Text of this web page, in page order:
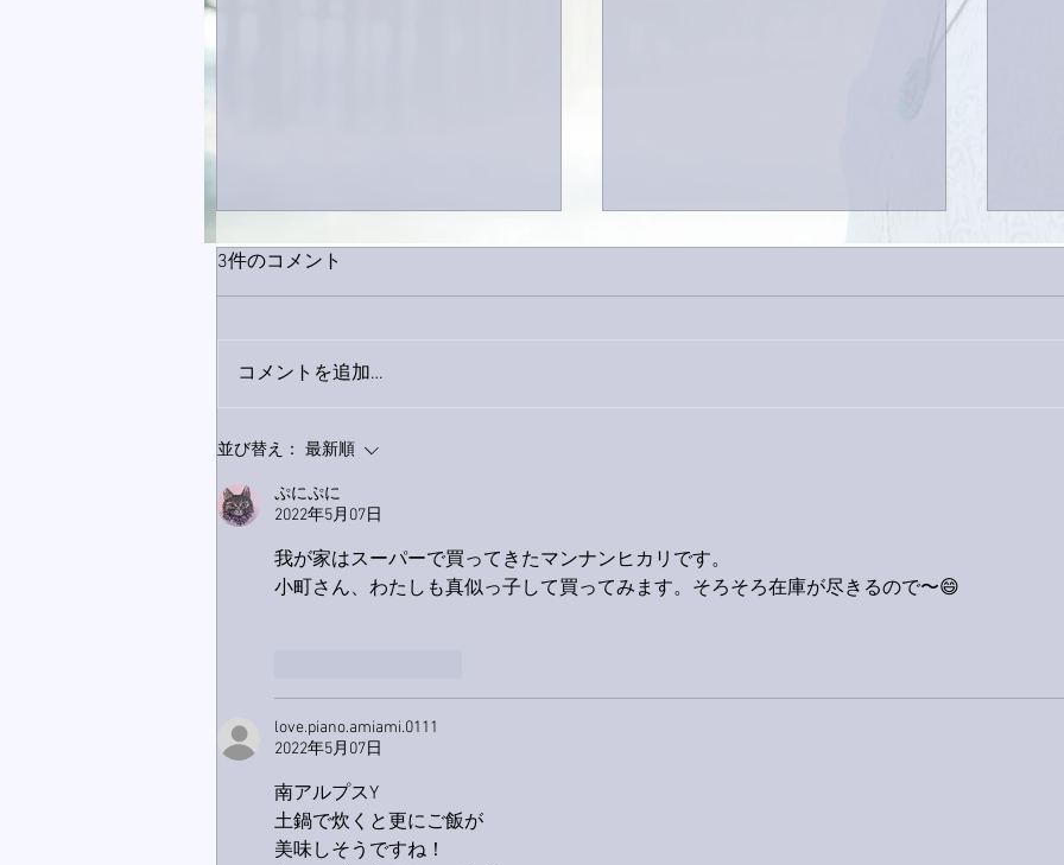
3件のコメント
コメントを追加…
並び替え： 最新順
ぷにぷに
2022年5月07日
我が家はスーパーで買ってきたマンナンヒカリです。
小町さん、わたしも真似っ子して買ってみます。そろそろ在庫が尽きるので〜😄
love.piano.amiami.0111
2022年5月07日
南アルプスY
土鍋で炊くと更にご飯が
美味しそうですね！